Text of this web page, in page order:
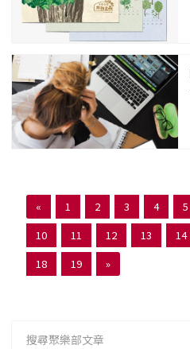
« 1 2 3 4 5
10
11 12 13 14
18
19 »